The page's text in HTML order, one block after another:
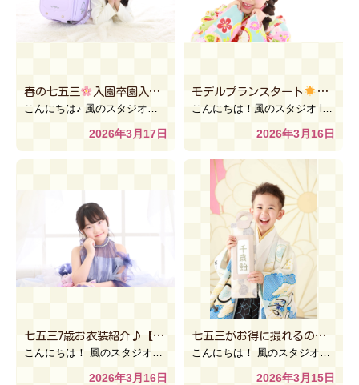
春の七五三
入園卒園入学のお写真も一緒に撮れちゃいます！【風のスタジオ古河本店】
2026年3月17日
モデルプランスタート
【風の
2026年3月16日
七五三7歳お衣装紹介♪【風のスタジオ インターパーク 宇都宮】
2026年3月16日
七五三がお得に撮れるのは春です♡♡【風のスタジオANNEXイオン下妻店】
2026年3月15日